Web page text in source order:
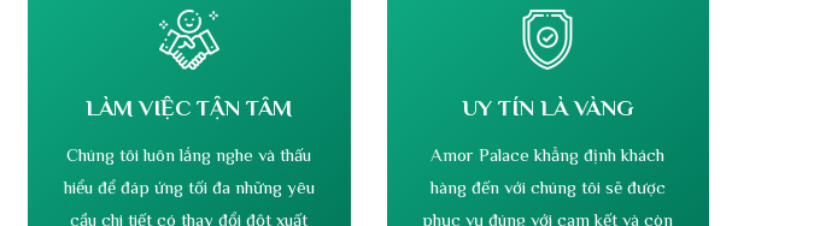
thôi nôi, tour ,sở ban ngành,
năm, hay những buổi
Chuyên phục vụ ăn sáng cho khách. Ngoài ra, những
ngày cao điểm có thể tổ chức sinh nhật, họp lớp, hội
nghị, khách đoàn sở ban ngành tour, gala dinner..